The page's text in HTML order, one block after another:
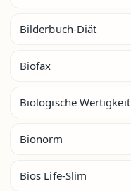
Bilderbuch-Diät
Biofax
Biologische Wertigkeit
Bionorm
Bios Life-Slim